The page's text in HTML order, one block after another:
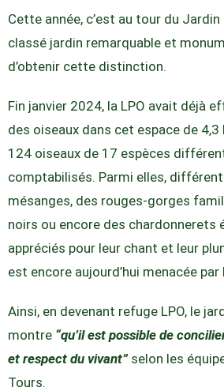
Cette année, c’est au tour du
classé jardin remarquable et
d’obtenir cette distinction.
Fin janvier 2024, la LPO avait déjà
des oiseaux dans cet espace de
124 oiseaux de 17 espèces
comptabilisés. Parmi elles,
mésanges, des rouges-gorges
noirs ou encore des chardonnerets
appréciés pour leur chant et leur
est encore aujourd’hui menacée
Ainsi, en devenant refuge LPO, le
montre “qu’il est possible de
et respect du vivant”selon les
Tours.